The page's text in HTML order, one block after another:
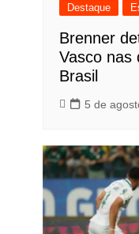
Destaque
Brenner
Vasco nas
Brasil
5 de